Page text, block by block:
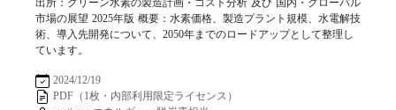
市場の展望 2025年版 概要：水素価格、製造プラント規模、水電解技
術、導入先開発について、2050年までのロードアップとして整理し
ています。
2024/12/19
PDF（1枚・内部利用限定ライセンス）